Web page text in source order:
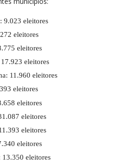
9.023 eleitores
eleitores
eleitores
eleitores
11.960 eleitores
eleitores
eleitores
eleitores
eleitores
eleitores
13.350 eleitores